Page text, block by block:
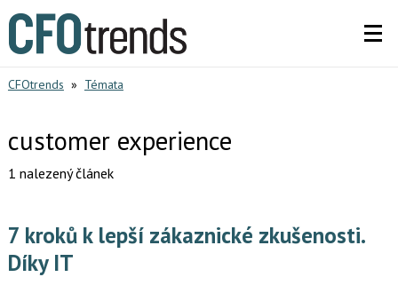
CFOtrends » Témata
customer experience
1 nalezený článek
7 kroků k lepší zákaznické zkušenosti.
Díky IT